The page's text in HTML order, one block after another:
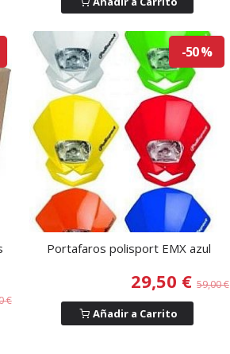
€
-50 %
Portafaros polisport EMX azul
29,50 €59,00 €
Añadir a Carrito